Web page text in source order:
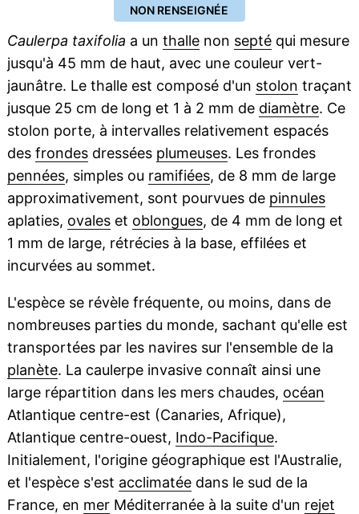
NON RENSEIGNÉE
Caulerpa taxifolia a un thallenon septéqui mesure
jusqu'à 45 mm de haut, avec une couleur vert-
jaunâtre. Le thalle est composé d'un stolon traçant
jusque 25 cm de long et 1 à 2 mm de diamètre. Ce
stolon porte, à intervalles relativement espacés
des frondesdressées plumeuses. Les frondes
pennées, simples ou ramifiées, de 8 mm de large
approximativement, sont pourvues de pinnules
aplaties, ovaleset oblongues, de 4 mm de long et
1 mm de large, rétrécies à la base, effilées et
incurvées au sommet.
L'espèce se révèle fréquente, ou moins, dans de
nombreuses parties du monde, sachant qu'elle est
transportées par les navires sur l'ensemble de la
planète. La caulerpe invasive connaît ainsi une
large répartition dans les mers chaudes, océan
Atlantique centre-est (Canaries, Afrique),
Atlantique centre-ouest, Indo-Pacifique.
Initialement, l'origine géographique est l'Australie,
et l'espèce s'est acclimatéedans le sud de la
France, en merMéditerranée à la suite d'un rejet